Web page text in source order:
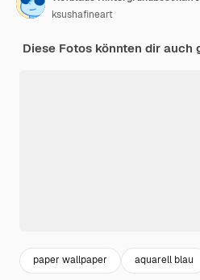
ksushafineart
Diese Fotos könnten dir auch
paper wallpaper aquarell blau